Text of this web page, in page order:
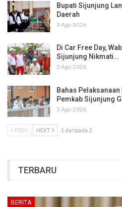
Bupati Sijunjung
Daerah
3 Agu 2026
Di Car Free Day,
Sijunjung Nikmati…
3 Agu 2026
Bahas Pelaksanaan
Pemkab Sijunjung
3 Agu 2026
PREV NEXT 1 daripada 2
TERBARU
BERITA